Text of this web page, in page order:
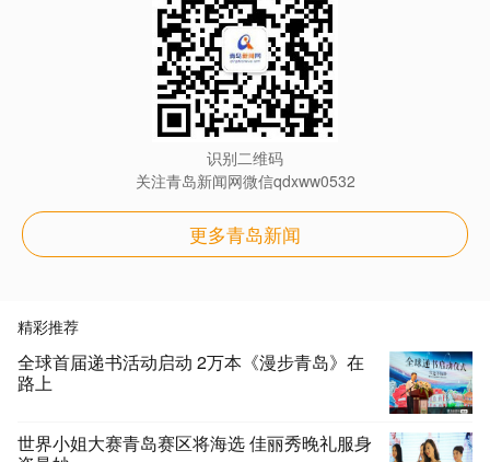
识别二维码
关注青岛新闻网微信qdxww0532
更多青岛新闻
精彩推荐
全球首届递书活动启动 2万本《漫步青岛》在
路上
世界小姐大赛青岛赛区将海选 佳丽秀晚礼服身